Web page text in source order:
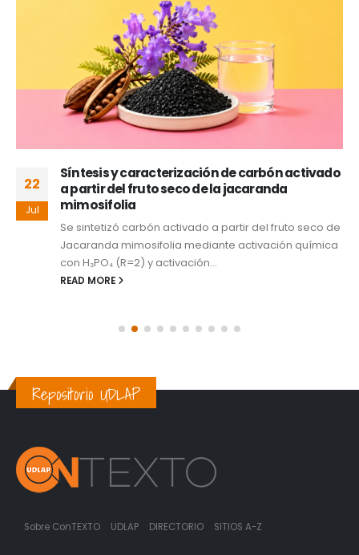
22
Jul
Síntesis y caracterización de carbón activado
a partir del fruto seco de la jacaranda
mimosifolia
Se sintetizó carbón activado a partir del fruto seco de
Jacaranda mimosifolia mediante activación química
con H₃PO₄ (R=2) y activación...
READ MORE
Repositorio UDLAP
Sobre ConTEXTO UDLAP DIRECTORIO SITIOS A-Z